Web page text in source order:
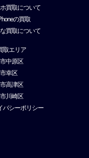
買取について
の買取
買取について
取エリア
中原区
幸区
高津区
川崎区
バシーポリシー